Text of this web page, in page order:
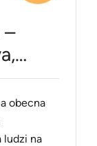
–
obecna
ludzi na